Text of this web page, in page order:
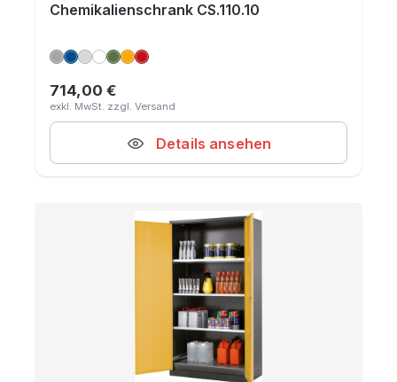
Chemikalienschrank CS.110.10
Regulärer Preis:
714,00 €
Details ansehen